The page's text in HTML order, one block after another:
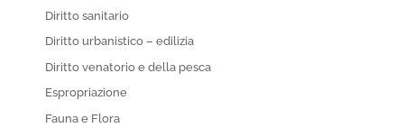
Diritto sanitario
Diritto urbanistico – edilizia
Diritto venatorio e della pesca
Espropriazione
Fauna e Flora